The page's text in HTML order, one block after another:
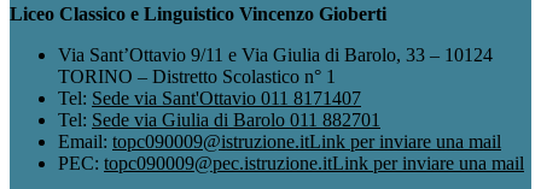
Liceo Classico e Linguistico Vincenzo Gioberti
Via Sant’Ottavio 9/11 e Via Giulia di Barolo, 33 – 10124
TORINO – Distretto Scolastico n° 1
Tel: Sede via Sant'Ottavio 011 8171407
Tel: Sede via Giulia di Barolo 011 882701
Email: topc090009@istruzione.itLink per inviare una mail
PEC: topc090009@pec.istruzione.itLink per inviare una mail